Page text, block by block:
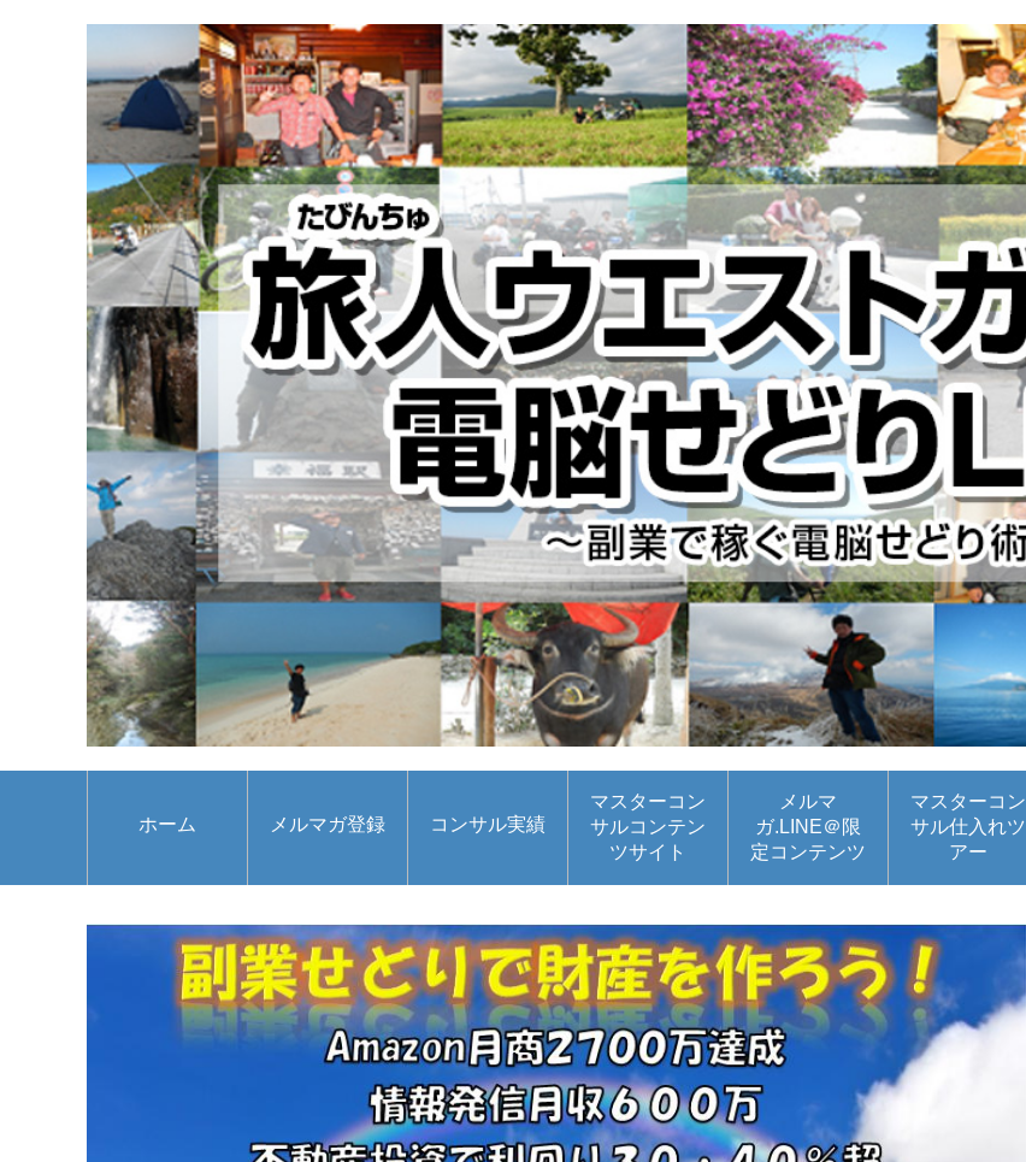
ホーム メルマガ登録 コンサル実績
マスターコン
サルコンテン
ツサイト
メルマ
ガ.LINE＠限
定コンテンツ
マスターコン
サル仕入れツ
アー